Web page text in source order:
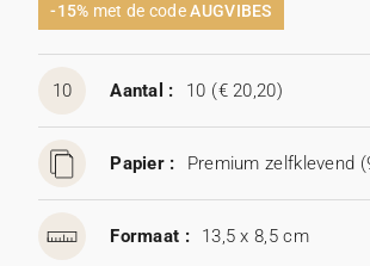
-15% met de codeAUGVIBES
10 Aantal : 10 (€ 20,20)
Papier : Premium zelfklevend
Formaat : 13,5 x 8,5 cm